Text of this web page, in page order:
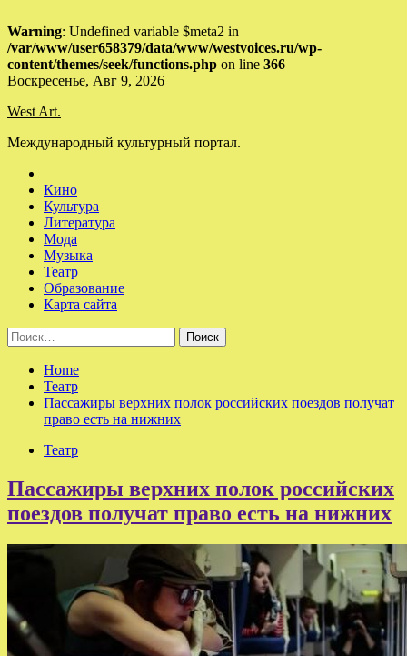
Warning: Undefined variable $meta2 in
/var/www/user658379/data/www/westvoices.ru/wp-
content/themes/seek/functions.php on line 366
Skip
content
Воскресенье, Авг 9, 2026
West Art.
Международный культурный портал.
Кино
Культура
Литература
Мода
Музыка
Театр
Образование
Карта сайта
Найти:
Home
Театр
Пассажиры верхних полок российских поездов получат
право есть на нижних
Театр
Пассажиры верхних полок российских
поездов получат право есть на нижних